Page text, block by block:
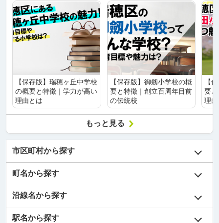
【保存版】瑞穂ヶ丘中学校
の概要と特徴｜学力が高い
理由とは
【保存版】御劔小学校の概
要と特徴｜創立百周年目前
の伝統校
【
要
理
もっと見る
市区町村から探す
町名から探す
沿線名から探す
駅名から探す